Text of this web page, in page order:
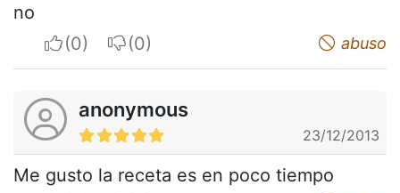
no
I apreciateI do not appreciate abuso
anonymous
23/12/2013
Me gusto la receta es en poco tiempo